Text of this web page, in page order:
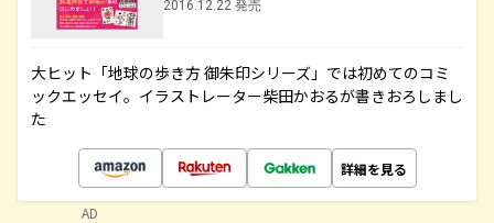
2016.12.22 発売
大ヒット「地球の歩き方 御朱印シリーズ」では初めてのコミ
ックエッセイ。イラストレーター柴田かおるが書きおろしまし
た
詳細を見る
AD